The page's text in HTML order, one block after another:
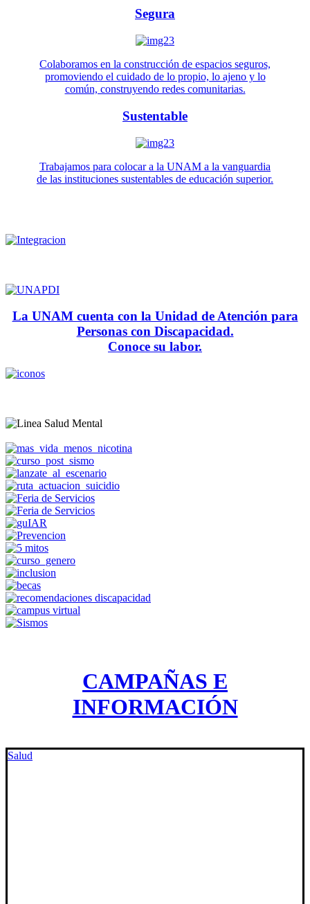
Segura
Colaboramos en la construcción de espacios seguros,
promoviendo el cuidado de lo propio, lo ajeno y lo
común, construyendo redes comunitarias.
Sustentable
Trabajamos para colocar a la UNAM a la vanguardia
de las instituciones sustentables de educación superior.
La UNAM cuenta con la Unidad de Atención para
Personas con Discapacidad.
Conoce su labor.
CAMPAÑAS E
INFORMACIÓN
Salud